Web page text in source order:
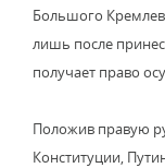
Большого
лишь после
получает право
Положив правую
Конституции,